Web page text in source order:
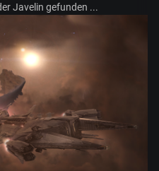
Javelin gefunden ...